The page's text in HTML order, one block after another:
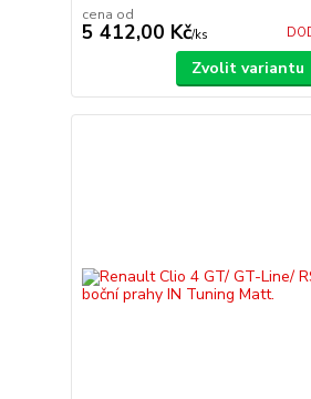
cena od
5 412,00 Kč/ks
Zvolit variantu